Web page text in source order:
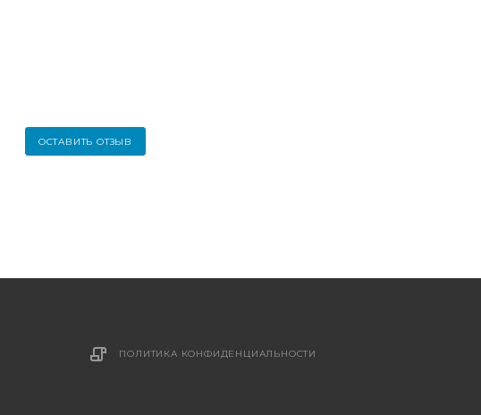
ОСТАВИТЬ ОТЗЫВ
ПОЛИТИКА КОНФИДЕНЦИАЛЬНОСТИ